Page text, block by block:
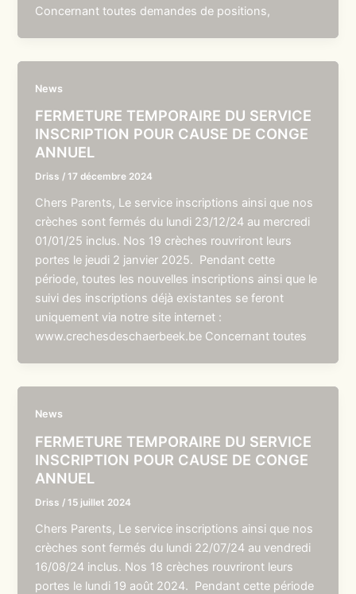
Concernant toutes demandes de positions,
News
FERMETURE TEMPORAIRE DU SERVICE
INSCRIPTION POUR CAUSE DE CONGE
ANNUEL
Driss /17 décembre 2024
Chers Parents, Le service inscriptions ainsi que nos
crèches sont fermés du lundi 23/12/24 au mercredi
01/01/25 inclus. Nos 19 crèches rouvriront leurs
portes le jeudi 2 janvier 2025. Pendant cette
période, toutes les nouvelles inscriptions ainsi que le
suivi des inscriptions déjà existantes se feront
uniquement via notre site internet :
www.crechesdeschaerbeek.be Concernant toutes
News
FERMETURE TEMPORAIRE DU SERVICE
INSCRIPTION POUR CAUSE DE CONGE
ANNUEL
Driss /15 juillet 2024
Chers Parents, Le service inscriptions ainsi que nos
crèches sont fermés du lundi 22/07/24 au vendredi
16/08/24 inclus. Nos 18 crèches rouvriront leurs
portes le lundi 19 août 2024. Pendant cette période